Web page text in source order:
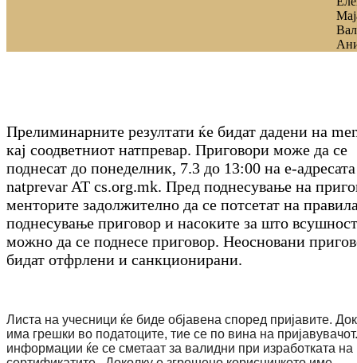
Прелиминарните резултати ќе бидат дадени на
кај соодветниот натпревар. Приговори може да се
поднесат до понеделник, 7.3 до 13:00 на е-адресата
natprevar AT cs.org.mk. Пред поднесување на
менторите задолжително да се потсетат на
поднесување приговор и насоките за што
можно да се поднесе приговор. Неосновани
бидат отфрлени и санкционирани.
Листа на учесници ќе биде објавена според пријавите.
има грешки во податоците, тие се по вина на
информации ќе се сметаат за валидни при изработката на